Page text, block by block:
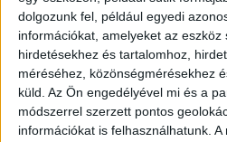
dolgozunk fel, például egyedi
információkat, amelyeket az eszköz
hirdetésekhez és tartalomhoz,
méréséhez, közönségmérésekhez
küld. Az Ön engedélyével mi és a
módszerrel szerzett pontos
információkat is felhasználhatunk.